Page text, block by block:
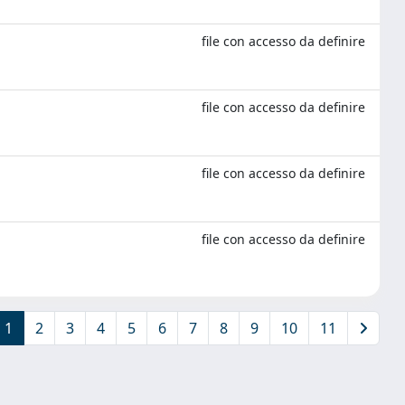
file con accesso da definire
file con accesso da definire
file con accesso da definire
file con accesso da definire
1 2 3 4 5 6 7 8 9 10 11